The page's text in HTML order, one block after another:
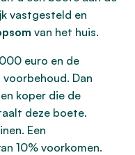
vastgesteld en
van het huis.
euro en de
Dan
koper die de
deze boete.
Een
10% voorkomen.